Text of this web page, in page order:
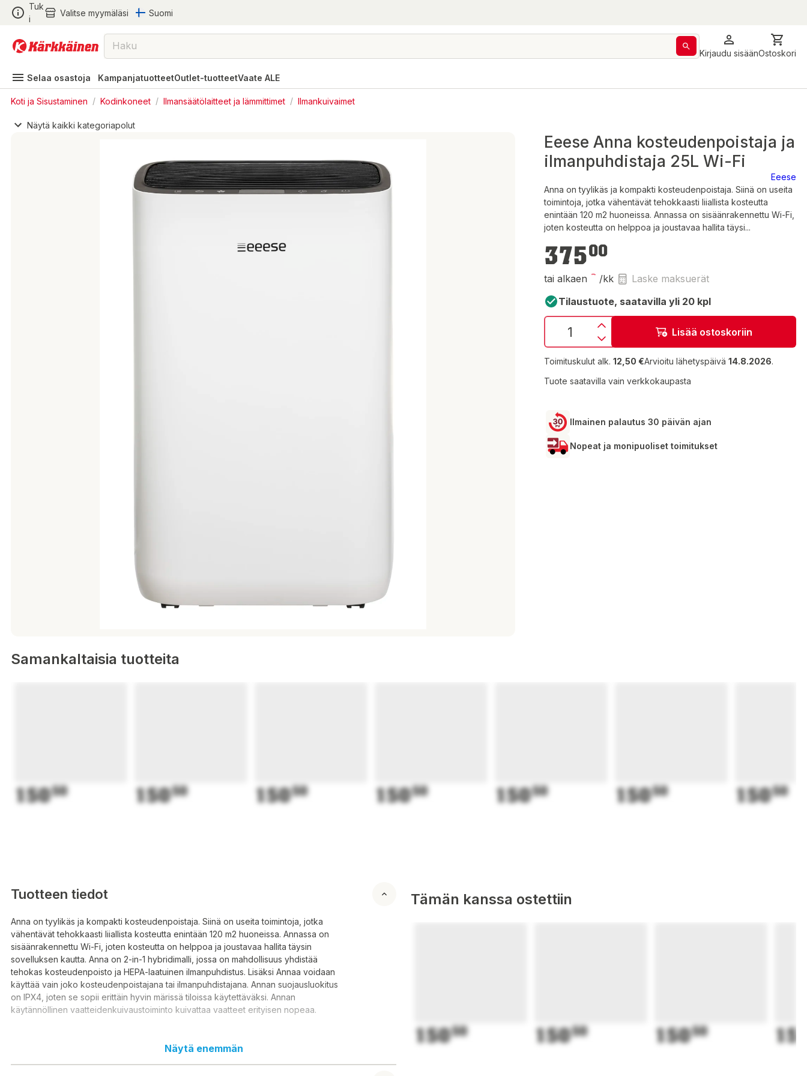
Tuk
i
Valitse myymäläsi Suomi
Kirjaudu sisäänOstoskori
Selaa osastoja KampanjatuotteetOutlet-tuotteetVaate ALE
Koti ja Sisustaminen / Kodinkoneet / Ilmansäätölaitteet ja lämmittimet / Ilmankuivaimet
Näytä kaikki kategoriapolut
Eeese Anna kosteudenpoistaja ja
ilmanpuhdistaja 25L Wi-Fi
Anna on tyylikäs ja kompakti kosteudenpoistaja. Siinä on useita
toimintoja, jotka vähentävät tehokkaasti liiallista kosteutta
enintään 120 m2 huoneissa. Annassa on sisäänrakennettu Wi-Fi,
joten kosteutta on helppoa ja joustavaa hallita täysi...
Eeese
37500
tai alkaen /kk
Laske maksuerät
Tilaustuote, saatavilla yli 20 kpl
Lisää ostoskoriin
Toimituskulut alk. 12,50 €Arvioitu lähetyspäivä 14.8.2026.
Tuote saatavilla vain verkkokaupasta
Ilmainen palautus 30 päivän ajan
Nopeat ja monipuoliset toimitukset
Samankaltaisia tuotteita
15050 15050 15050 15050 15050 15050 15050
Tuotteen tiedot
Anna on tyylikäs ja kompakti kosteudenpoistaja. Siinä on useita toimintoja, jotka
vähentävät tehokkaasti liiallista kosteutta enintään 120 m2 huoneissa. Annassa on
sisäänrakennettu Wi-Fi, joten kosteutta on helppoa ja joustavaa hallita täysin
sovelluksen kautta. Anna on 2-in-1 hybridimalli, jossa on mahdollisuus yhdistää
tehokas kosteudenpoisto ja HEPA-laatuinen ilmanpuhdistus. Lisäksi Annaa voidaan
käyttää vain joko kosteudenpoistajana tai ilmanpuhdistajana. Annan suojausluokitus
on IPX4, joten se sopii erittäin hyvin märissä tiloissa käytettäväksi. Annan
käytännöllinen vaatteidenkuivaustoiminto kuivattaa vaatteet erityisen nopeaa.
Näytä enemmän
Tämän kanssa ostettiin
15050 15050 15050